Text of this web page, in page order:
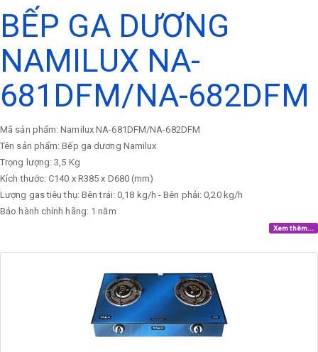
BẾP GA DƯƠNG
NAMILUX NA-
681DFM/NA-682DFM
Mã sản phẩm: Namilux NA-681DFM/NA-682DFM
Tên sản phẩm: Bếp ga dương Namilux
Trọng lượng: 3,5 Kg
Kích thước: C140 x R385 x D680 (mm)
Lượng gas tiêu thụ: Bên trái: 0,18 kg/h - Bên phải: 0,20 kg/h
Bảo hành chính hãng: 1 năm
Xem thêm...